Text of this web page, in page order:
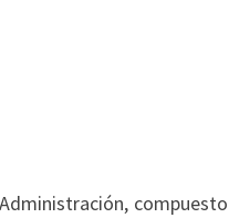
compuesto